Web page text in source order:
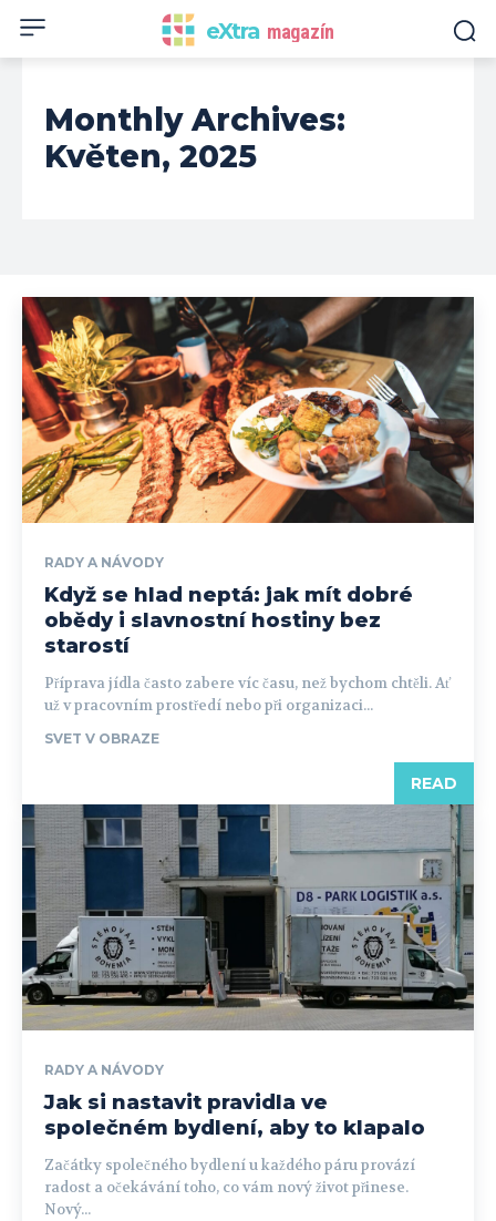
eXtra magazín
Monthly Archives:
Květen, 2025
RADY A NÁVODY
Když se hlad neptá: jak mít dobré
obědy i slavnostní hostiny bez
starostí
Příprava jídla často zabere víc času, než bychom chtěli. Ať
už v pracovním prostředí nebo při organizaci...
SVET V OBRAZE
READ
RADY A NÁVODY
Jak si nastavit pravidla ve
společném bydlení, aby to klapalo
Začátky společného bydlení u každého páru provází
radost a očekávání toho, co vám nový život přinese.
Nový...